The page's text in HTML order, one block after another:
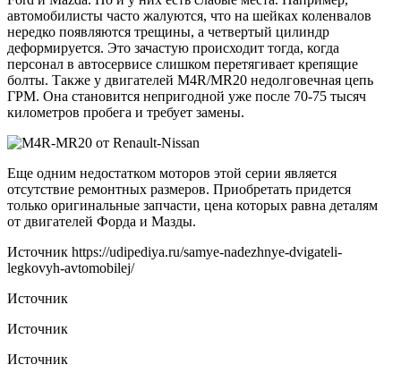
автомобилисты часто жалуются, что на шейках коленвалов
нередко появляются трещины, а четвертый цилиндр
деформируется. Это зачастую происходит тогда, когда
персонал в автосервисе слишком перетягивает крепящие
болты. Также у двигателей M4R/MR20 недолговечная цепь
ГРМ. Она становится непригодной уже после 70-75 тысяч
километров пробега и требует замены.
Еще одним недостатком моторов этой серии является
отсутствие ремонтных размеров. Приобретать придется
только оригинальные запчасти, цена которых равна деталям
от двигателей Форда и Мазды.
Источник https://udipediya.ru/samye-nadezhnye-dvigateli-
legkovyh-avtomobilej/
Источник
Источник
Источник